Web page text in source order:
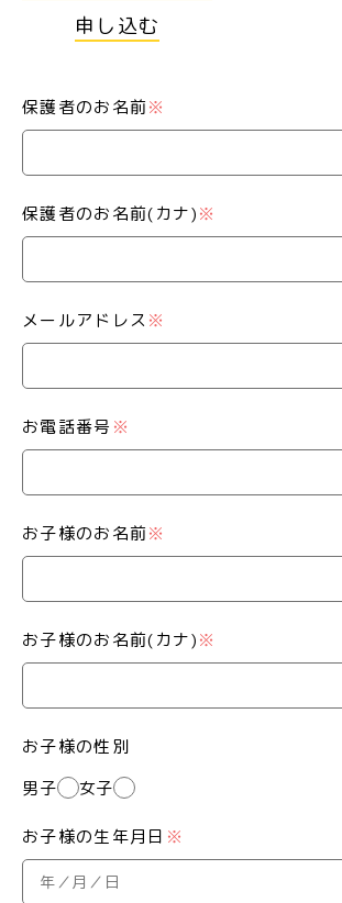
申し込む
保護者のお名前※
保護者のお名前(カナ)※
メールアドレス※
お電話番号 ※
お子様のお名前※
お子様のお名前(カナ)※
お子様の性別
男子
女子
お子様の生年月日 ※